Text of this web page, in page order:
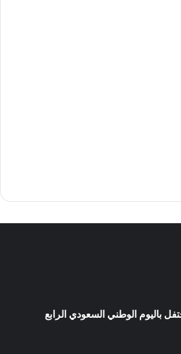
باليوم الوطني السعودي الرابع